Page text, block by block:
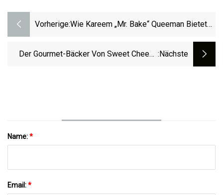
Vorherige:Wie Kareem „Mr. Bake“ Queeman Bietet
Der Gourmet-Bäcker Von Sweet Cheeks :nächste
Name:*
Email:*